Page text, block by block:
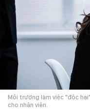
Môi trường làm việc "độc
cho nhân viên.